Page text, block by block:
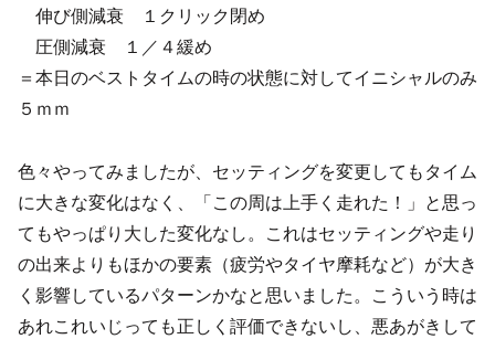
伸び側減衰 １クリック閉め
圧側減衰 １／４緩め
＝本日のベストタイムの時の状態に対してイニシャルのみ
５ｍｍ
色々やってみましたが、セッティングを変更してもタイム
に大きな変化はなく、「この周は上手く走れた！」と思っ
てもやっぱり大した変化なし。これはセッティングや走り
の出来よりもほかの要素（疲労やタイヤ摩耗など）が大き
く影響しているパターンかなと思いました。こういう時は
あれこれいじっても正しく評価できないし、悪あがきして